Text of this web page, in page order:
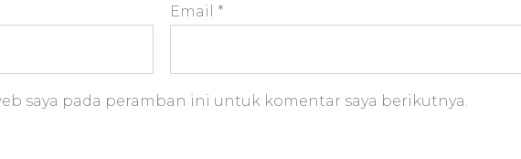
Email *
saya pada peramban ini untuk komentar saya berikutnya.